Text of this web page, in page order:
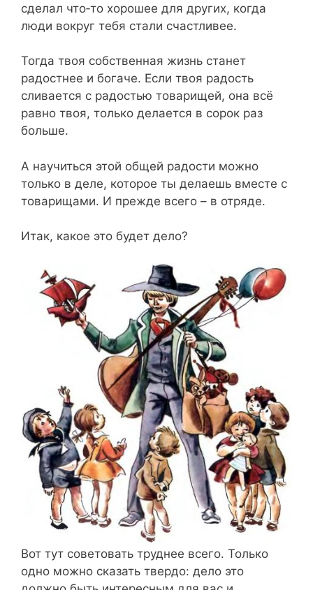
сделал что‑то хорошее для других, когда
люди вокруг тебя стали счастливее.
Тогда твоя собственная жизнь станет
радостнее и богаче. Если твоя радость
сливается с радостью товарищей, она всё
равно твоя, только делается в сорок раз
больше.
А научиться этой общей радости можно
только в деле, которое ты делаешь вместе с
товарищами. И прежде всего – в отряде.
Итак, какое это будет дело?
Вот тут советовать труднее всего. Только
одно можно сказать твердо: дело это